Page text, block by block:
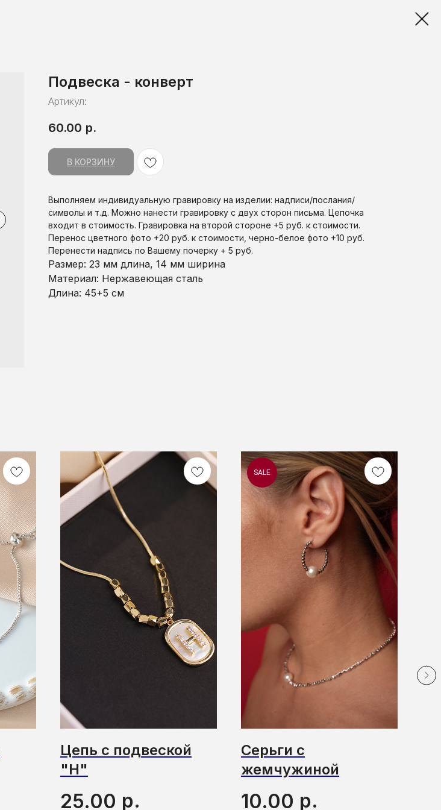
Подвеска - конверт
Артикул:
60.00 р.
В КОРЗИНУ
Выполняем индивидуальную гравировку на изделии: надписи/послания/
символы и т.д. Можно нанести гравировку с двух сторон письма. Цепочка
входит в стоимость. Гравировка на второй стороне +5 руб. к стоимости.
Перенос цветного фото +20 руб. к стоимости, черно-белое фото +10 руб.
Перенести надпись по Вашему почерку + 5 руб.
Размер: 23 мм длина, 14 мм ширина
Материал: Нержавеющая сталь
Длина: 45+5 см
Цепь с подвеской
"Н"
25.00 р.
SALE
Серьги с
жемчужиной
10.00 р.